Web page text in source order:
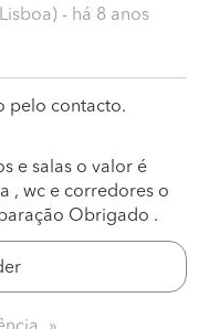
- há 8 anos
pelo contacto.
e salas o valor é
, wc e corredores o
Obrigado .